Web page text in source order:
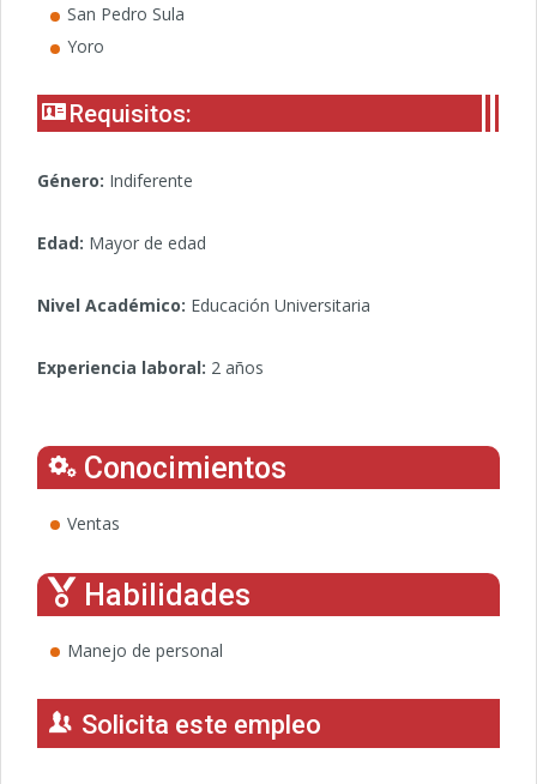
San Pedro Sula
Yoro
Requisitos:
Género: Indiferente
Edad: Mayor de edad
Nivel Académico: Educación Universitaria
Experiencia laboral: 2 años
Conocimientos
Ventas
Habilidades
Manejo de personal
Solicita este empleo